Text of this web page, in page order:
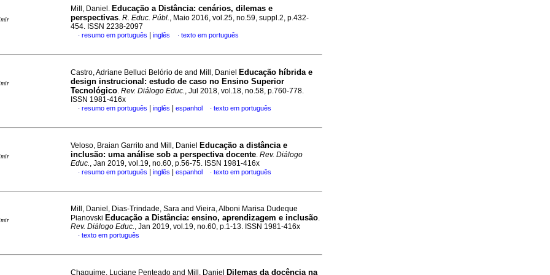
Mill, Daniel. Educação a Distância: cenários, dilemas e
perspectivas. R. Educ. Públ., Maio 2016, vol.25, no.59, suppl.2, p.432-
454. ISSN 2238-2097
· resumo em português inglês · texto em português
Castro, Adriane Belluci Belório de and Mill, Daniel
Educação híbrida e
design instrucional: estudo de caso no Ensino Superior
Tecnológico. Rev. Diálogo Educ., Jul 2018, vol.18, no.58, p.760-778.
ISSN 1981-416x
· resumo em português inglês espanhol · texto em português
Veloso, Braian Garrito and Mill, Daniel
Educação a distância e
inclusão: uma análise sob a perspectiva docente. Rev. Diálogo
Educ., Jan 2019, vol.19, no.60, p.56-75. ISSN 1981-416x
· resumo em português inglês espanhol · texto em português
Mill, Daniel, Dias-Trindade, Sara and Vieira, Alboni Marisa Dudeque
Pianovski Educação a Distância: ensino, aprendizagem e inclusão.
Rev. Diálogo Educ., Jan 2019, vol.19, no.60, p.1-13. ISSN 1981-416x
· texto em português
Chaquime, Luciane Penteado and Mill, Daniel Dilemas da docência na